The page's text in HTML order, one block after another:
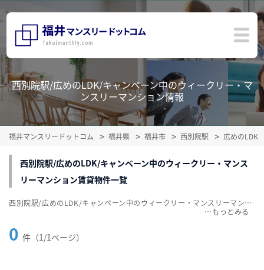
西別院駅/広めのLDK/キャンペーン中のウィークリー・マ
ンスリーマンション情報
福井マンスリードットコム 福井県 福井市 西別院駅 広めのLDK
西別院駅/広めのLDK/キャンペーン中のウィークリー・マンス
リーマンション賃貸物件一覧
0 件（1/1ページ）
西別院駅/広めのLDK/キャンペーン中のウィークリー・マンスリーマンション賃貸物件一覧を掲載中。敷金・礼金無料、家具・家電付をご紹介。こだわり条件での絞込みも簡単！
…